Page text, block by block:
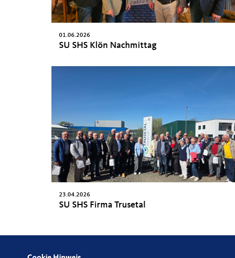
01.06.2026
SU SHS Klön Nachmittag
23.04.2026
SU SHS Firma Trusetal